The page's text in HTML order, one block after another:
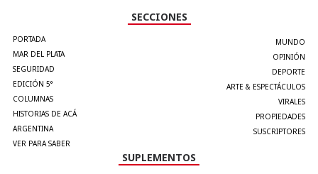
SECCIONES
PORTADA
MAR DEL PLATA
SEGURIDAD
EDICIÓN 5°
COLUMNAS
HISTORIAS DE ACÁ
ARGENTINA
VER PARA SABER
MUNDO
OPINIÓN
DEPORTE
ARTE & ESPECTÁCULOS
VIRALES
PROPIEDADES
SUSCRIPTORES
SUPLEMENTOS